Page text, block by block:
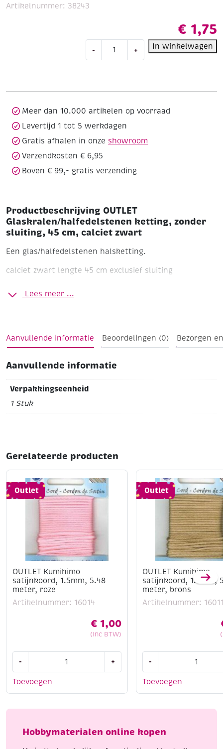
€ 1,75
-
Glaskralen/halfedelstenen
cm,
calciet
aantal
+ In winkelwagen
Artikelnummer: 38243
Meer dan 10.000 artikelen op voorraad
Levertijd 1 tot 5 werkdagen
Gratis afhalen in onze showroom
Verzendkosten € 6,95
Boven € 99,- gratis verzending
Productbeschrijving OUTLET
Glaskralen/halfedelstenen ketting, zonder
sluiting, 45 cm, calciet zwart
Een glas/halfedelstenen halsketting.
calciet zwart lengte 45 cm exclusief sluiting
Lees meer ...
Aanvullende informatie Beoordelingen (0) Bezorgen
Aanvullende informatie
Verpakkingseenheid
1 Stuk
Gerelateerde producten
Outlet
OUTLET Kumihimo
satijnkoord, 1.5mm, 5.48
meter, roze
Artikelnummer: 16014
€ 1,00
(Inc BTW)
Toevoegen
-
satijnkoord,
meter,
aantal
+
Outlet
OUTLET Kumihimo
satijnkoord, 1.5mm,
meter, brons
Artikelnummer:
Toevoegen
-
satijnkoord,
meter,
aantal
Hobbymaterialen online kopen